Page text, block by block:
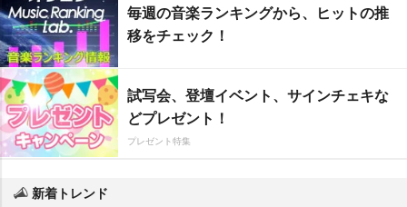
毎週の音楽ランキングから、ヒットの推
移をチェック！
試写会、登壇イベント、サインチェキな
どプレゼント！
プレゼント特集
新着トレンド